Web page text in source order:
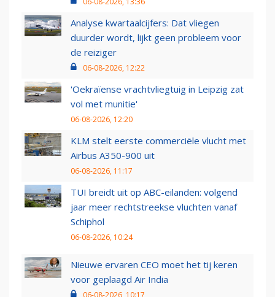
Analyse kwartaalcijfers: Dat vliegen
duurder wordt, lijkt geen probleem voor
de reiziger
06-08-2026, 12:22
'Oekraïense vrachtvliegtuig in Leipzig zat
vol met munitie'
06-08-2026, 12:20
KLM stelt eerste commerciële vlucht met
Airbus A350-900 uit
06-08-2026, 11:17
TUI breidt uit op ABC-eilanden: volgend
jaar meer rechtstreekse vluchten vanaf
Schiphol
06-08-2026, 10:24
Nieuwe ervaren CEO moet het tij keren
voor geplaagd Air India
06-08-2026, 10:17